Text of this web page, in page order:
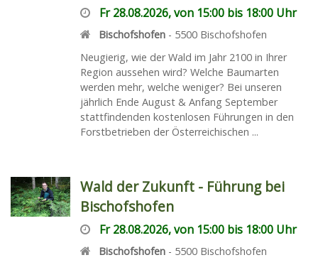
Fr 28.08.2026, von 15:00 bis 18:00 Uhr
Bischofshofen - 5500 Bischofshofen
Neugierig, wie der Wald im Jahr 2100 in Ihrer
Region aussehen wird? Welche Baumarten
werden mehr, welche weniger? Bei unseren
jährlich Ende August & Anfang September
stattfindenden kostenlosen Führungen in den
Forstbetrieben der Österreichischen ...
Wald der Zukunft - Führung bei
Bischofshofen
Fr 28.08.2026, von 15:00 bis 18:00 Uhr
Bischofshofen - 5500 Bischofshofen